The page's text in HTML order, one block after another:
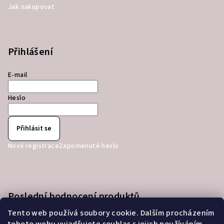
Tento web používá soubory cookie. Dalším procházením
Jak nakupovat
Přihlášení
E-mail
Heslo
Přihlásit se
Nová registraceZapomenuté heslo
Poslední hodnocení produktů